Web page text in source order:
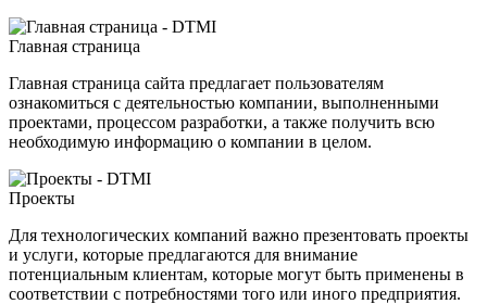
Главная страница
Главная страница сайта предлагает пользователям
ознакомиться с деятельностью компании, выполненными
проектами, процессом разработки, а также получить всю
необходимую информацию о компании в целом.
Проекты
Для технологических компаний важно презентовать проекты
и услуги, которые предлагаются для внимание
потенциальным клиентам, которые могут быть применены в
соответствии с потребностями того или иного предприятия.